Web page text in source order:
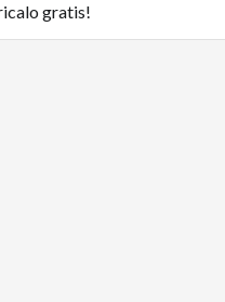
gratis!